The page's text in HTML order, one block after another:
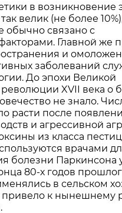
в возникновение
велик (не более
обычно связано с
Главной же
и
заболеваний
До эпохи Великой
XVII века о
не знало.
расти после
и агрессивной
из класса
врачами
болезни Паркинсона
80-х годов
в сельском
к нынешнему